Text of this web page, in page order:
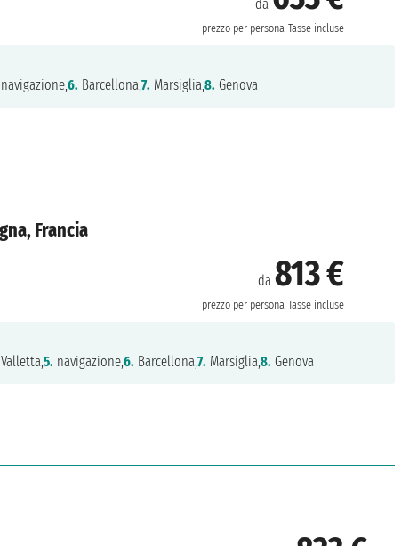
da
prezzo per persona Tasse incluse
navigazione,6. Barcellona,7. Marsiglia,8. Genova
Francia
da813 €
prezzo per persona Tasse incluse
5. navigazione,6. Barcellona,7. Marsiglia,8. Genova